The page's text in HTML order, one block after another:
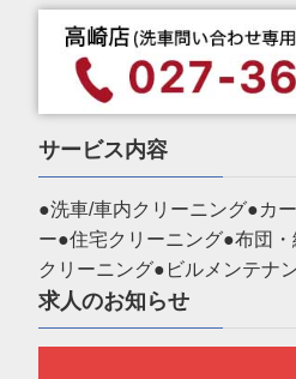
サービス内容
●洗車/車内クリーニング●カ
ー●住宅クリーニング●布団
クリーニング●ビルメンテナ
求人のお知らせ